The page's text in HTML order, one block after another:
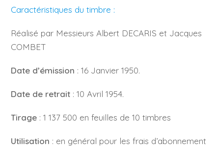
Caractéristiques du timbre :
Réalisé par Messieurs Albert DECARIS et Jacques
COMBET
Date d’émission : 16 Janvier 1950.
Date de retrait : 10 Avril 1954.
Tirage : 1 137 500 en feuilles de 10 timbres
Utilisation : en général pour les frais d’abonnement